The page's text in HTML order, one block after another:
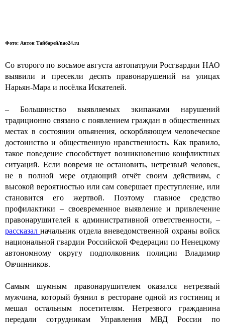
Фото: Антон Тайбарей/nao24.ru
Со второго по восьмое августа автопатрули Росгвардии НАО
выявили и пресекли десять правонарушений на улицах
Нарьян-Мара и посёлка Искателей.
– Большинство выявляемых экипажами нарушений
традиционно связано с появлением граждан в общественных
местах в состоянии опьянения, оскорбляющем человеческое
достоинство и общественную нравственность. Как правило,
такое поведение способствует возникновению конфликтных
ситуаций. Если вовремя не остановить, нетрезвый человек,
не в полной мере отдающий отчёт своим действиям, с
высокой вероятностью или сам совершает преступление, или
становится его жертвой. Поэтому главное средство
профилактики – своевременное выявление и привлечение
правонарушителей к административной ответственности, –
рассказалначальник отдела вневедомственной охраны войск
национальной гвардии Российской Федерации по Ненецкому
автономному округу подполковник полиции Владимир
Овчинников.
Самым шумным правонарушителем оказался нетрезвый
мужчина, который буянил в ресторане одной из гостиниц и
мешал остальным посетителям. Нетрезвого гражданина
передали сотрудникам Управления МВД России по